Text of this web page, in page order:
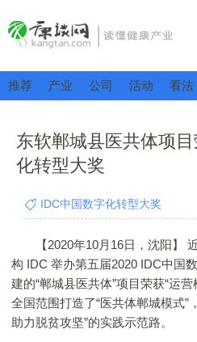
推荐 产业 公司 活动 看法
东软郸城县医共体项
化转型大奖
IDC中国数字化转型大奖
【2020年10月16日，沈阳】
构 IDC 举办第五届2020 IDC中国
建的“郸城县医共体”项目荣获“运
全国范围打造了“医共体郸城模式”
助力脱贫攻坚”的实践示范路。